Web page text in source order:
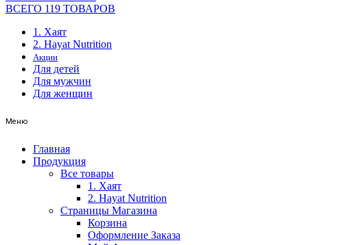
ВСЕГО 119 ТОВАРОВ
1. Хаят
2. Hayat Nutrition
Акции
Для детей
Для мужчин
Для женщин
Меню
Главная
Продукция
Все товары
1. Хаят
2. Hayat Nutrition
Страницы Магазина
Корзина
Оформление Заказа